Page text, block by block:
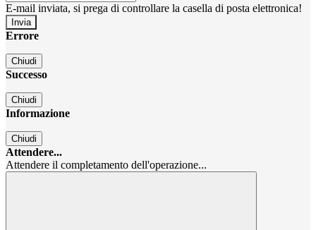
E-mail inviata, si prega di controllare la casella di posta elettronica!
Errore
Chiudi
Successo
Chiudi
Informazione
Chiudi
Attendere...
Attendere il completamento dell'operazione...